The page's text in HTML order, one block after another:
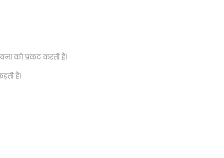
को प्रकट करती हैं।
हैं।